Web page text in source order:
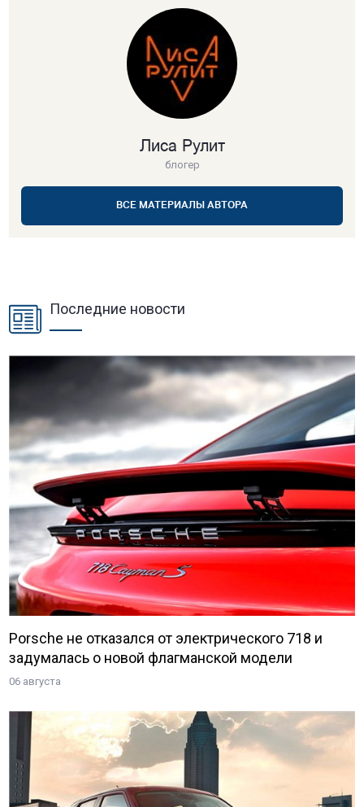
Лиса Рулит
блогер
ВСЕ МАТЕРИАЛЫ АВТОРА
Последние новости
Porsche не отказался от электрического 718 и
задумалась о новой флагманской модели
06 августа